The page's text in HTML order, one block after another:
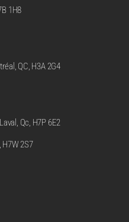
1H8
QC, H3A 2G4
Qc, H7P 6E2
H7W 2S7